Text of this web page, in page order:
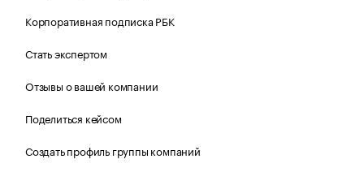
Корпоративная подписка РБК
Стать экспертом
Отзывы о вашей компании
Поделиться кейсом
Создать профиль группы компаний